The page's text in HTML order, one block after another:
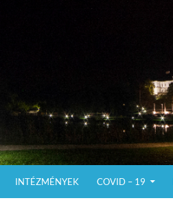
INTÉZMÉNYEK COVID – 19